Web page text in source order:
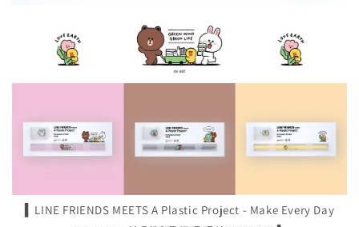
▍LINE FRIENDS MEETS A Plastic Project - Make Every Day